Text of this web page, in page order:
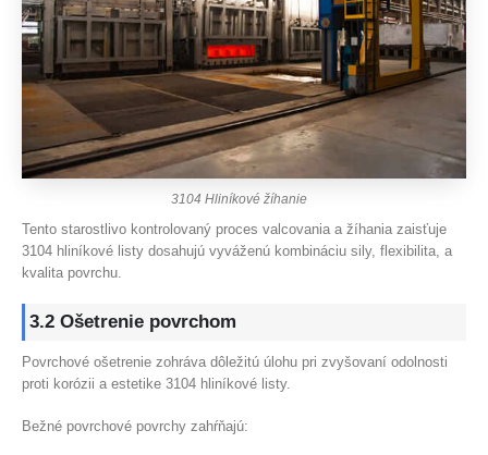
3104 Hliníkové žíhanie
Tento starostlivo kontrolovaný proces valcovania a žíhania zaisťuje
3104 hliníkové listy dosahujú vyváženú kombináciu sily, flexibilita, a
kvalita povrchu.
3.2 Ošetrenie povrchom
Povrchové ošetrenie zohráva dôležitú úlohu pri zvyšovaní odolnosti
proti korózii a estetike 3104 hliníkové listy.
Bežné povrchové povrchy zahŕňajú: